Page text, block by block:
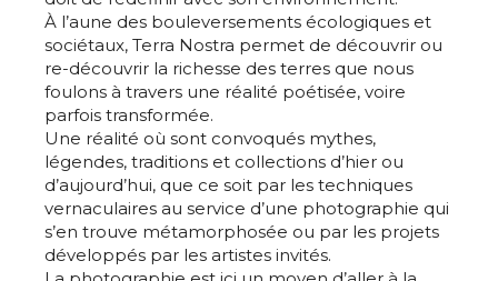
À l’aune des bouleversements écologiques et
sociétaux, Terra Nostra permet de découvrir ou
re-découvrir la richesse des terres que nous
foulons à travers une réalité poétisée, voire
parfois transformée.
Une réalité où sont convoqués mythes,
légendes, traditions et collections d’hier ou
d’aujourd’hui, que ce soit par les techniques
vernaculaires au service d’une photographie qui
s’en trouve métamorphosée ou par les projets
développés par les artistes invités.